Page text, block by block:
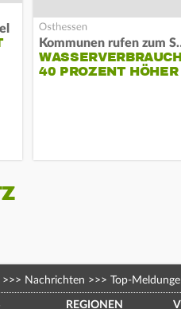
40 PROZENT HÖHER
>>> Nachrichten >>> Top-
REGIONEN